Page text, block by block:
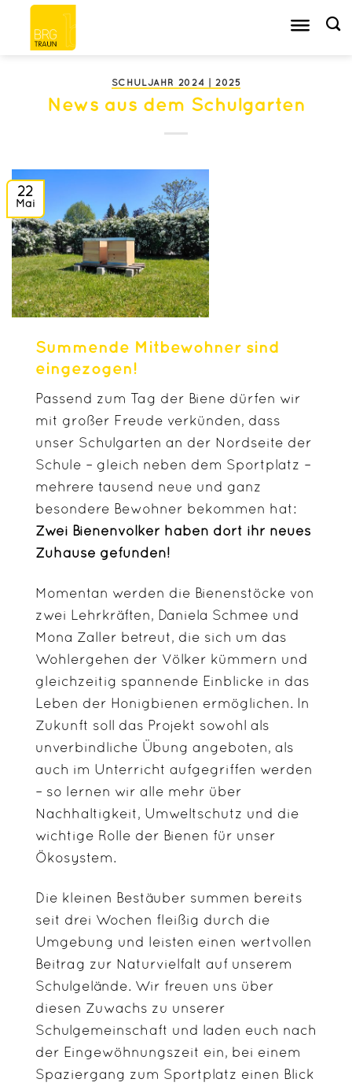
Zum
Inhalt
springen
SCHULJAHR 2024 | 2025
News aus dem Schulgarten
22
Mai
Summende Mitbewohner sind
eingezogen!
Passend zum Tag der Biene dürfen wir
mit großer Freude verkünden, dass
unser Schulgarten an der Nordseite der
Schule – gleich neben dem Sportplatz –
mehrere tausend neue und ganz
besondere Bewohner bekommen hat:
Zwei Bienenvölker haben dort ihr neues
Zuhause gefunden!
Momentan werden die Bienenstöcke von
zwei Lehrkräften, Daniela Schmee und
Mona Zaller betreut, die sich um das
Wohlergehen der Völker kümmern und
gleichzeitig spannende Einblicke in das
Leben der Honigbienen ermöglichen. In
Zukunft soll das Projekt sowohl als
unverbindliche Übung angeboten, als
auch im Unterricht aufgegriffen werden
– so lernen wir alle mehr über
Nachhaltigkeit, Umweltschutz und die
wichtige Rolle der Bienen für unser
Ökosystem.
Die kleinen Bestäuber summen bereits
seit drei Wochen fleißig durch die
Umgebung und leisten einen wertvollen
Beitrag zur Naturvielfalt auf unserem
Schulgelände. Wir freuen uns über
diesen Zuwachs zu unserer
Schulgemeinschaft und laden euch nach
der Eingewöhnungszeit ein, bei einem
Spaziergang zum Sportplatz einen Blick